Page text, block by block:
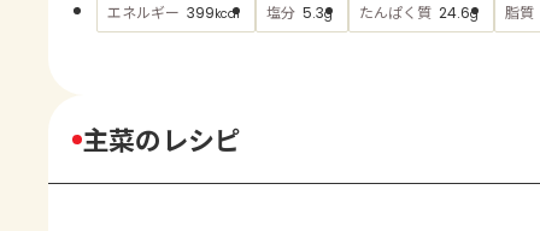
エネルギー 399kcal 塩分 5.3g たんぱく質 24.6g 脂質
主菜のレシピ